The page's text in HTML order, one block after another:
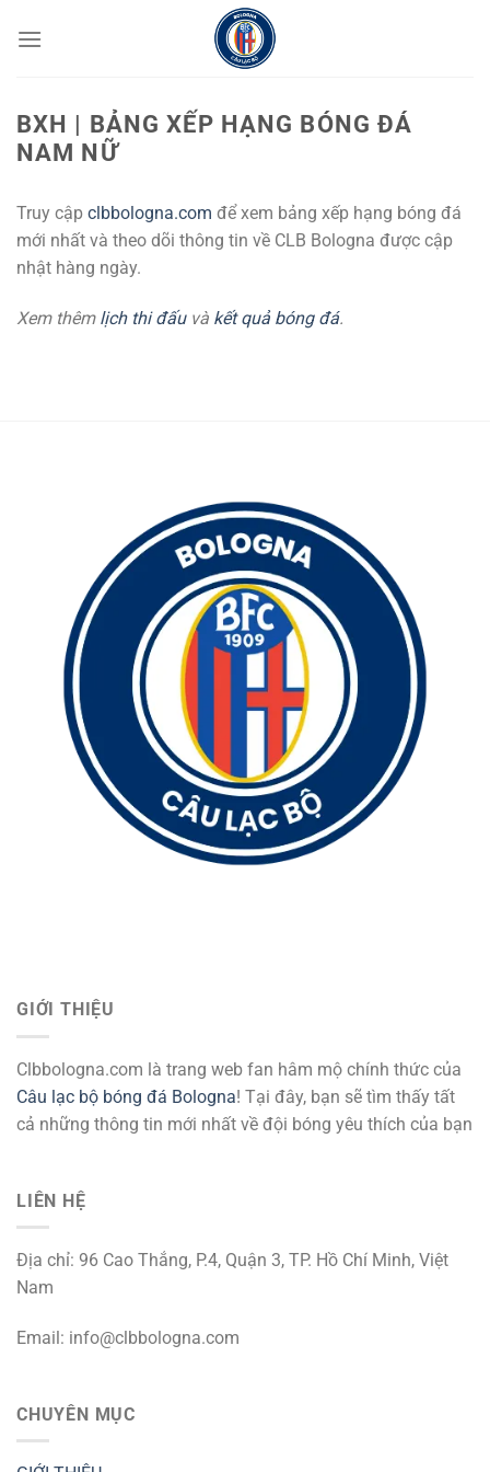
đến
BXH | BẢNG XẾP HẠNG BÓNG ĐÁ
NAM NỮ
Truy cập clbbologna.com để xem bảng xếp hạng bóng đá
mới nhất và theo dõi thông tin về CLB Bologna được cập
nhật hàng ngày.
Xem thêm lịch thi đấuvà kết quả bóng đá.
GIỚI THIỆU
Clbbologna.com là trang web fan hâm mộ chính thức của
Câu lạc bộ bóng đá Bologna! Tại đây, bạn sẽ tìm thấy tất
cả những thông tin mới nhất về đội bóng yêu thích của bạn
LIÊN HỆ
Địa chỉ: 96 Cao Thắng, P.4, Quận 3, TP. Hồ Chí Minh, Việt
Nam
Email: info@clbbologna.com
CHUYÊN MỤC